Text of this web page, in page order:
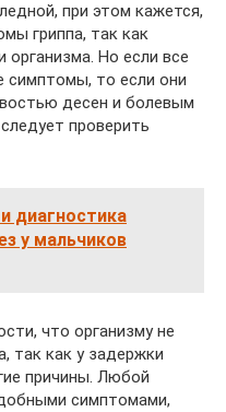
при этом кажется,
гриппа, так как
Но если все
симптомы, то если они
десен и болевым
проверить
диагностика
у мальчиков
что организму не
так как у задержки
причины. Любой
симптомами,